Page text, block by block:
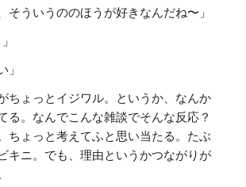
そういうののほうが好きなんだね〜」
」
ちょっとイジワル。というか、なんか
る。なんでこんな雑談でそんな反応？
ちょっと考えてふと思い当たる。たぶ
キニ。でも、理由というかつながりが